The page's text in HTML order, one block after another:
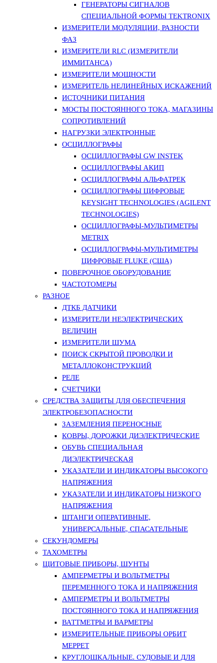
ГЕНЕРАТОРЫ СИГНАЛОВ
СПЕЦИАЛЬНОЙ ФОРМЫ TEKTRONIX
ИЗМЕРИТЕЛИ МОДУЛЯЦИИ, РАЗНОСТИ
ФАЗ
ИЗМЕРИТЕЛИ RLC (ИЗМЕРИТЕЛИ
ИММИТАНСА)
ИЗМЕРИТЕЛИ МОЩНОСТИ
ИЗМЕРИТЕЛЬ НЕЛИНЕЙНЫХ ИСКАЖЕНИЙ
ИСТОЧНИКИ ПИТАНИЯ
МОСТЫ ПОСТОЯННОГО ТОКА, МАГАЗИНЫ
СОПРОТИВЛЕНИЙ
НАГРУЗКИ ЭЛЕКТРОННЫЕ
ОСЦИЛЛОГРАФЫ
ОСЦИЛЛОГРАФЫ GW INSTEK
ОСЦИЛЛОГРАФЫ АКИП
ОСЦИЛЛОГРАФЫ АЛЬФАТРЕК
ОСЦИЛЛОГРАФЫ ЦИФРОВЫЕ
KEYSIGHT TECHNOLOGIES (AGILENT
TECHNOLOGIES)
ОСЦИЛЛОГРАФЫ-МУЛЬТИМЕТРЫ
METRIX
ОСЦИЛЛОГРАФЫ-МУЛЬТИМЕТРЫ
ЦИФРОВЫЕ FLUKE (США)
ПОВЕРОЧНОЕ ОБОРУДОВАНИЕ
ЧАСТОТОМЕРЫ
РАЗНОЕ
ДТКБ ДАТЧИКИ
ИЗМЕРИТЕЛИ НЕЭЛЕКТРИЧЕСКИХ
ВЕЛИЧИН
ИЗМЕРИТЕЛИ ШУМА
ПОИСК СКРЫТОЙ ПРОВОДКИ И
МЕТАЛЛОКОНСТРУКЦИЙ
РЕЛЕ
СЧЕТЧИКИ
СРЕДСТВА ЗАЩИТЫ ДЛЯ ОБЕСПЕЧЕНИЯ
ЭЛЕКТРОБЕЗОПАСНОСТИ
ЗАЗЕМЛЕНИЯ ПЕРЕНОСНЫЕ
КОВРЫ, ДОРОЖКИ ДИЭЛЕКТРИЧЕСКИЕ
ОБУВЬ СПЕЦИАЛЬНАЯ
ДИЭЛЕКТРИЧЕСКАЯ
УКАЗАТЕЛИ И ИНДИКАТОРЫ ВЫСОКОГО
НАПРЯЖЕНИЯ
УКАЗАТЕЛИ И ИНДИКАТОРЫ НИЗКОГО
НАПРЯЖЕНИЯ
ШТАНГИ ОПЕРАТИВНЫЕ,
УНИВЕРСАЛЬНЫЕ, СПАСАТЕЛЬНЫЕ
СЕКУНДОМЕРЫ
ТАХОМЕТРЫ
ЩИТОВЫЕ ПРИБОРЫ, ШУНТЫ
АМПЕРМЕТРЫ И ВОЛЬТМЕТРЫ
ПЕРЕМЕННОГО ТОКА И НАПРЯЖЕНИЯ
АМПЕРМЕТРЫ И ВОЛЬТМЕТРЫ
ПОСТОЯННОГО ТОКА И НАПРЯЖЕНИЯ
ВАТТМЕТРЫ И ВАРМЕТРЫ
ИЗМЕРИТЕЛЬНЫЕ ПРИБОРЫ ОРБИТ
МЕРРЕТ
КРУГЛОШКАЛЬНЫЕ. СУДОВЫЕ И ДЛЯ